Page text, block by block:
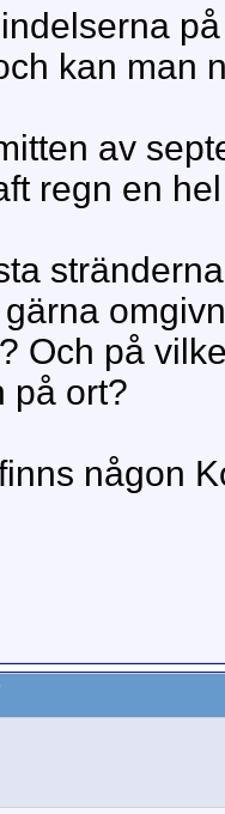
kan man
av
regn en
Och på
på ort?
någon